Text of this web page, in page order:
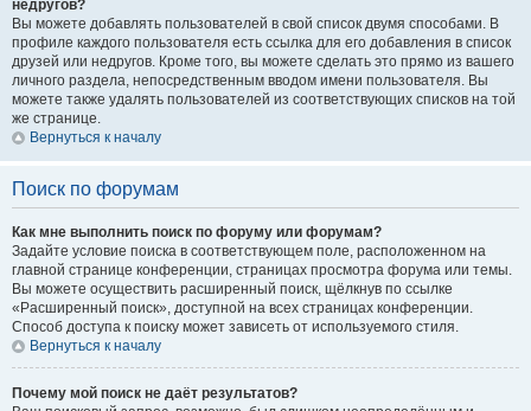
недругов?
Вы можете добавлять пользователей в свой список двумя способами. В
профиле каждого пользователя есть ссылка для его добавления в список
друзей или недругов. Кроме того, вы можете сделать это прямо из вашего
личного раздела, непосредственным вводом имени пользователя. Вы
можете также удалять пользователей из соответствующих списков на той
же странице.
Вернуться к началу
Поиск по форумам
Как мне выполнить поиск по форуму или форумам?
Задайте условие поиска в соответствующем поле, расположенном на
главной странице конференции, страницах просмотра форума или темы.
Вы можете осуществить расширенный поиск, щёлкнув по ссылке
«Расширенный поиск», доступной на всех страницах конференции.
Способ доступа к поиску может зависеть от используемого стиля.
Вернуться к началу
Почему мой поиск не даёт результатов?